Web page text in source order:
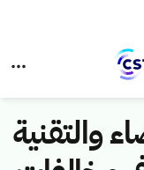
والتقنية